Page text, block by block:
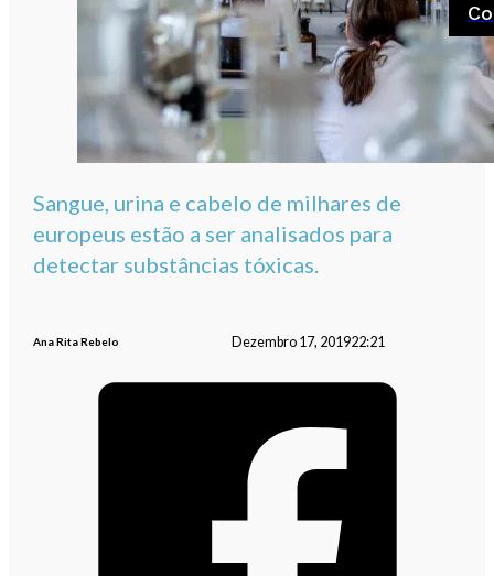
Sangue, urina e cabelo de milhares de
europeus estão a ser analisados para
detectar substâncias tóxicas.
Ana Rita Rebelo Dezembro 17, 201922:21